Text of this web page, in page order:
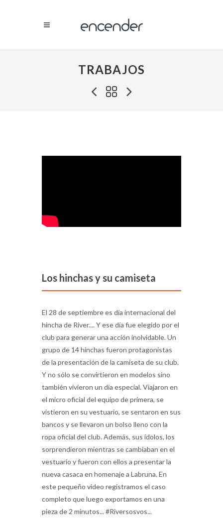
TRABAJOS
Los hinchas y su camiseta
El 28 de septiembre es día internacional del
hincha de River.... Y ese día fue elegido por el
club para generar una acción inolvidable. Un
grupo de 14 hinchas fueron protagonistas
de la presentación de la camiseta de su club.
Y no sólo se convirtieron en modelos sino
también vivieron un día especial. Viajaron en
el micro oficial del equipo de primera, se
vistieron en su vestuario, se sentaron en sus
bancos y se llevaron un bolso lleno con la
ropa oficial del club. Además, sus ídolos, los
sorprendieron mientras se cambiaban en el
vestuario y fueron con ellos a presentar la
nueva casaca en homenaje a Labruna. En
este pequeño video registramos el caso
completo que luego exportamos en una
pieza de 2 minutos... #Riversosvos...